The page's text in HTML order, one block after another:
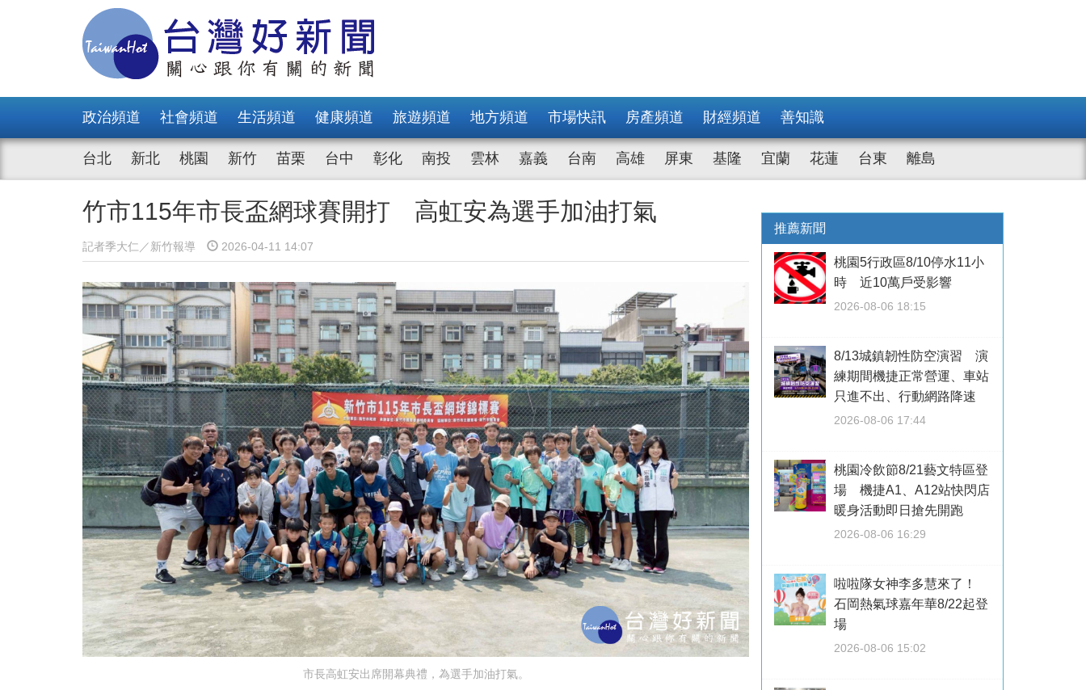
政治頻道 社會頻道 生活頻道 健康頻道 旅遊頻道 地方頻道 市場快訊 房產頻道 財經頻道 善知識
台北 新北 桃園 新竹 苗栗 台中 彰化 南投 雲林 嘉義 台南 高雄 屏東 基隆 宜蘭 花蓮 台東 離島
竹市115年市長盃網球賽開打 高虹安為選手加油打氣
記者季大仁／新竹報導 2026-04-11 14:07
市長高虹安出席開幕典禮，為選手加油打氣。
推薦新聞
桃園5行政區8/10停水11小
時 近10萬戶受影響
2026-08-06 18:15
8/13城鎮韌性防空演習 演
練期間機捷正常營運、車站
只進不出、行動網路降速
2026-08-06 17:44
桃園冷飲節8/21藝文特區登
場 機捷A1、A12站快閃店
暖身活動即日搶先開跑
2026-08-06 16:29
啦啦隊女神李多慧來了！
石岡熱氣球嘉年華8/22起登
場
2026-08-06 15:02